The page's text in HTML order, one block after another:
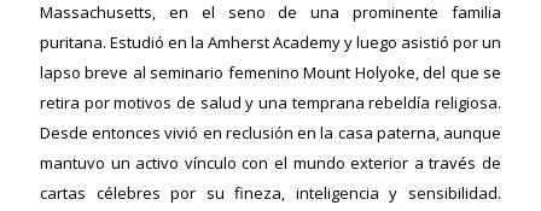
Massachusetts, en el seno de una prominente familia
puritana. Estudió en la Amherst Academy y luego asistió por un
lapso breve al seminario femenino Mount Holyoke, del que se
retira por motivos de salud y una temprana rebeldía religiosa.
Desde entonces vivió en reclusión en la casa paterna, aunque
mantuvo un activo vínculo con el mundo exterior a través de
cartas célebres por su fineza, inteligencia y sensibilidad.